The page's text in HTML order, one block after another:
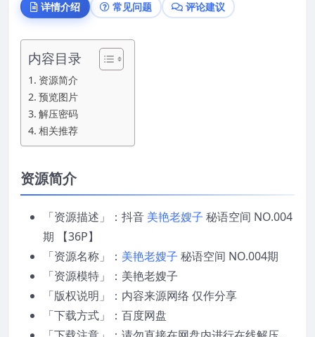
详情介绍 常见问题 评论建议
内容目录
资源简介
预览图片
解压密码
相关推荐
资源简介
「资源描述」：抖音 美艳老嫂子 秘语空间 NO.004
期 【36P】
「资源名称」： 美艳老嫂子 秘语空间 NO.004期
「资源模特」：美艳老嫂子
「版权说明」：内容来源网络 仅作分享
「下载方式」：百度网盘